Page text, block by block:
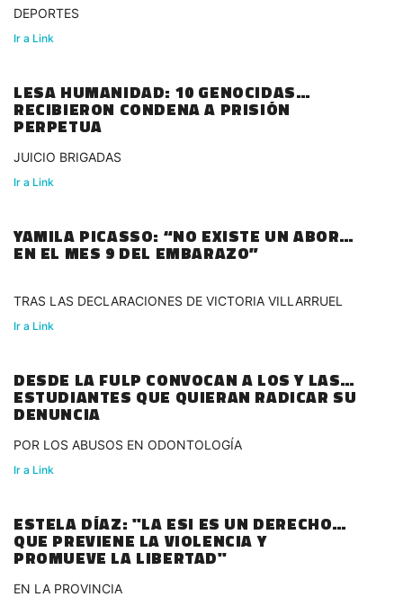
DEPORTES
Ir a Link
LESA HUMANIDAD: 10 GENOCIDAS
RECIBIERON CONDENA A PRISIÓN
PERPETUA
JUICIO BRIGADAS
Ir a Link
YAMILA PICASSO: “NO EXISTE UN ABORTO
EN EL MES 9 DEL EMBARAZO”
TRAS LAS DECLARACIONES DE VICTORIA VILLARRUEL
Ir a Link
DESDE LA FULP CONVOCAN A LOS Y LAS
ESTUDIANTES QUE QUIERAN RADICAR SU
DENUNCIA
POR LOS ABUSOS EN ODONTOLOGÍA
Ir a Link
ESTELA DÍAZ: "LA ESI ES UN DERECHO
QUE PREVIENE LA VIOLENCIA Y
PROMUEVE LA LIBERTAD"
EN LA PROVINCIA